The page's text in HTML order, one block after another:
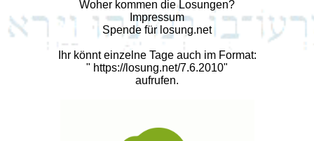
Woher kommen die Losungen?
Impressum
Spende für losung.net
Ihr könnt einzelne Tage auch im Format:
" https://losung.net/7.6.2010"
aufrufen.